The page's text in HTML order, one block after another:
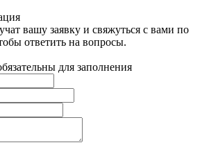
вашу заявку и свяжуться с вами по
ответить на вопросы.
для заполнения